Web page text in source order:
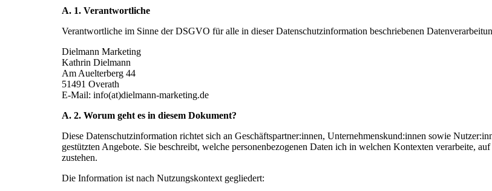
A. 1. Ver­ant­wort­li­che
Ver­ant­wort­li­che im Sin­ne der DSGVO für alle in die­ser Daten­schutz­in­for­ma­ti­on beschrie­be­nen
Diel­mann Mar­ke­ting
Kath­rin Diel­mann
Am Auel­t­erberg 44
51491 Ove­r­ath
E‑Mail: info(at)dielmann-marketing.de
A. 2. Wor­um geht es in die­sem Doku­ment?
Die­se Daten­schutz­in­for­ma­ti­on rich­tet sich an Geschäftspartner:innen, Unternehmenskund:innen sowie
gestütz­ten Ange­bo­te. Sie beschreibt, wel­che per­so­nen­be­zo­ge­nen Daten ich in wel­chen Kon­tex­ten ver­ar­bei­te,
zuste­hen.
Die Infor­ma­ti­on ist nach Nut­zungs­kon­text geglie­dert: